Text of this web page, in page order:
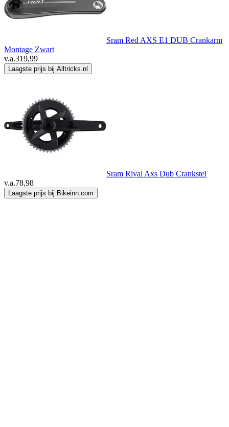
Sram Red AXS E1 DUB Crankarm
Montage Zwart
v.a.319,99
Laagste prijs bij Alltricks.nl
Sram Rival Axs Dub Crankstel
v.a.78,98
Laagste prijs bij Bikeinn.com